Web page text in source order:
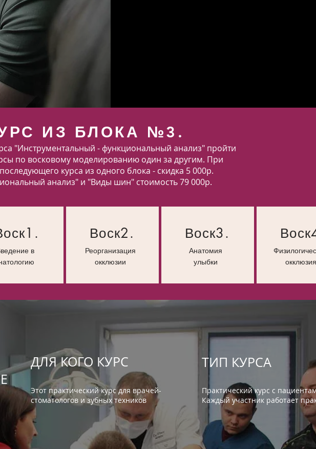
ИЗ БЛОКА №3.
"Инструментальный - функциональный анализ" пройти
по восковому моделированию один за другим. При
курса из одного блока - скидка 5 000р.
анализ" и "Виды шин" стоимость 79 000р.
в
Воск2.
Реорганизация
окклюзии
Воск3.
Анатомия
улыбки
окклюзия
ДЛЯ КОГО КУРС
Этот практический курс для врачей-
стоматологов и зубных техников
ТИП КУРСА
Практический курс с
Каждый участник работает